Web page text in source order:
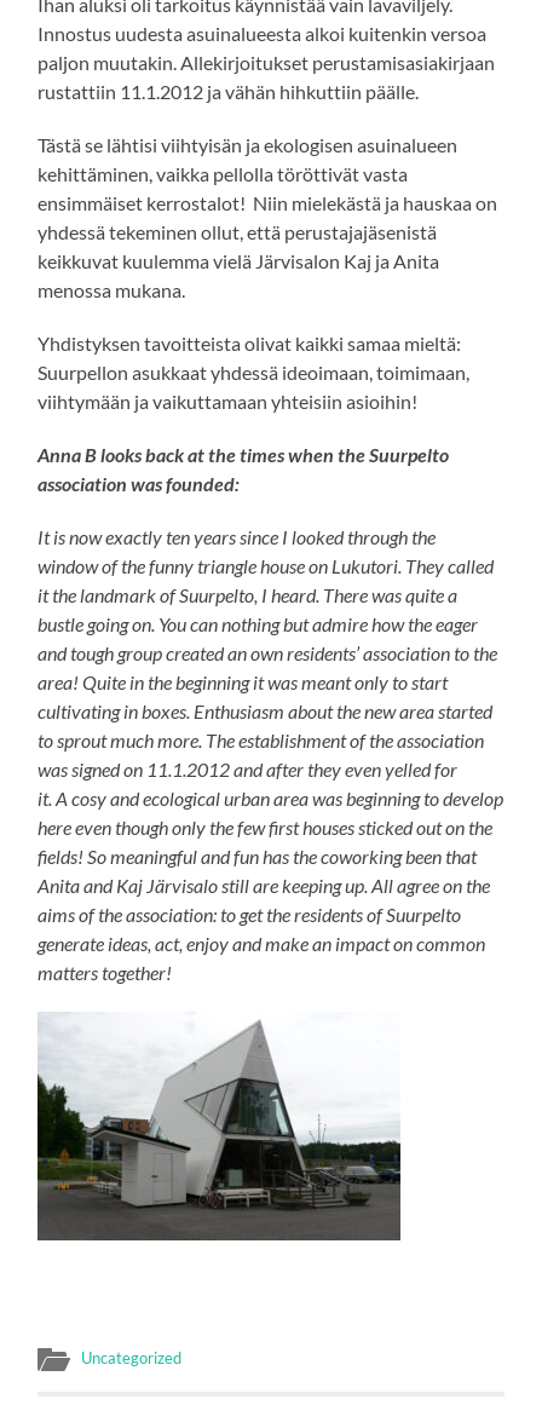
Innostus uudesta asuinalueesta alkoi kuitenkin versoa
paljon muutakin. Allekirjoitukset perustamisasiakirjaan
rustattiin 11.1.2012 ja vähän hihkuttiin päälle.
Tästä se lähtisi viihtyisän ja ekologisen asuinalueen
kehittäminen, vaikka pellolla töröttivät vasta
ensimmäiset kerrostalot! Niin mielekästä ja hauskaa on
yhdessä tekeminen ollut, että perustajajäsenistä
keikkuvat kuulemma vielä Järvisalon Kaj ja Anita
menossa mukana.
Yhdistyksen tavoitteista olivat kaikki samaa mieltä:
Suurpellon asukkaat yhdessä ideoimaan, toimimaan,
viihtymään ja vaikuttamaan yhteisiin asioihin!
Anna B looks back at the times when the Suurpelto
association was founded:
It is now exactly ten years since I looked through the
window of the funny triangle house on Lukutori. They called
it the landmark of Suurpelto, I heard. There was quite a
bustle going on. You can nothing but admire how the eager
and tough group created an own residents’ association to the
area! Quite in the beginning it was meant only to start
cultivating in boxes. Enthusiasm about the new area started
to sprout much more. The establishment of the association
was signed on 11.1.2012 and after they even yelled for
it. A cosy and ecological urban area was beginning to develop
here even though only the few first houses sticked out on the
fields! So meaningful and fun has the coworking been that
Anita and Kaj Järvisalo still are keeping up. All agree on the
aims of the association: to get the residents of Suurpelto
generate ideas, act, enjoy and make an impact on common
matters together!
Uncategorized